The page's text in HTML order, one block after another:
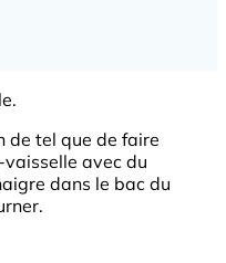
de tel que de faire
avec du
dans le bac du